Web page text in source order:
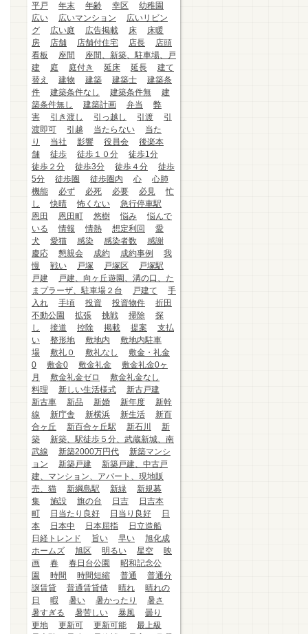
平戸
年末 年齢 幸区
幼稚園
広い
広いマンション
広いリビン
グ
広い庭 広告掲載 床
床暖
房
店舗 店舗付住宅 店長
店頭
看板
座間
座間、新築、駐車場、戸
建
庭 庭付き 延床 延長
建て
替え
建物 建築 建築士
建築条
件
建築条件なし 建築条件無
建
築条件無し
建築計画 弁当
弊
害
引き渡し 引っ越し 引渡
引
渡即可
引越 当たらない
当た
り
当社 影響 役員会
後楽本
舗
徒歩 徒歩１０分
徒歩1分
徒歩２分
徒歩3分 徒歩４分
徒歩
5分
徒歩圏 徒歩圏内 心
心肺
機能
必ず 必死 必要 必見
忙
し
快晴 怖くない
急行停車駅
恩田
恩田町 悠樹 悩み
悩んで
いる
情報 情熱 想定利回
愛
犬
愛猫 感染 感染者数
感謝
慶応
懇親会 成約 成約事例
我
慢
戦い 戸塚 戸塚区
戸塚駅
戸建
戸建、向ヶ丘遊園、溝の口、た
まプラーザ、駐車場２台
戸建て
手
入れ
手頃 投資 投資物件
折田
不動公園
拡張 挑戦 掃除
探
し
接道 控除 掲載 提案
支払
い
整形地 敷地内
敷地内駐車
場
敷礼０ 敷礼なし
敷金・礼金
0
敷金0 敷金礼金
敷金礼金0ヶ
月
敷金礼金ゼロ
敷金礼金なし
料理
新しい生活様式
新古戸建
新古車
新品 新婚 新年度
新幹
線
新庁舎 新横浜 新生活
新百
合ヶ丘
新百合ヶ丘駅 新石川
新
築
新築、駅徒歩５分、武蔵新城、南
武線
新築2000万円代
新築マンシ
ョン
新築戸建
新築戸建、中古戸
建、マンション、アパート、現地販
売、猫
新綱島駅 新緑
新規募
集
施設 旗の台 日吉
日吉本
町
日当たり良好 日当り良好
日
本
日本中 日本屈指
日立造船
日経トレンド
旨い 早い
旭化成
ホームズ
旭区 明るい 星空
映
画
春 春日台公園
昭和記念公
園
時間 時間短縮 普通
普通分
譲賃貸
普通賃貸借 晴れ
晴れの
日
暇 暑い 暑かったり
暑さ
暑すぎる
暑苦しい 暴風
曇り
更地
更新可 更新可能
最上級